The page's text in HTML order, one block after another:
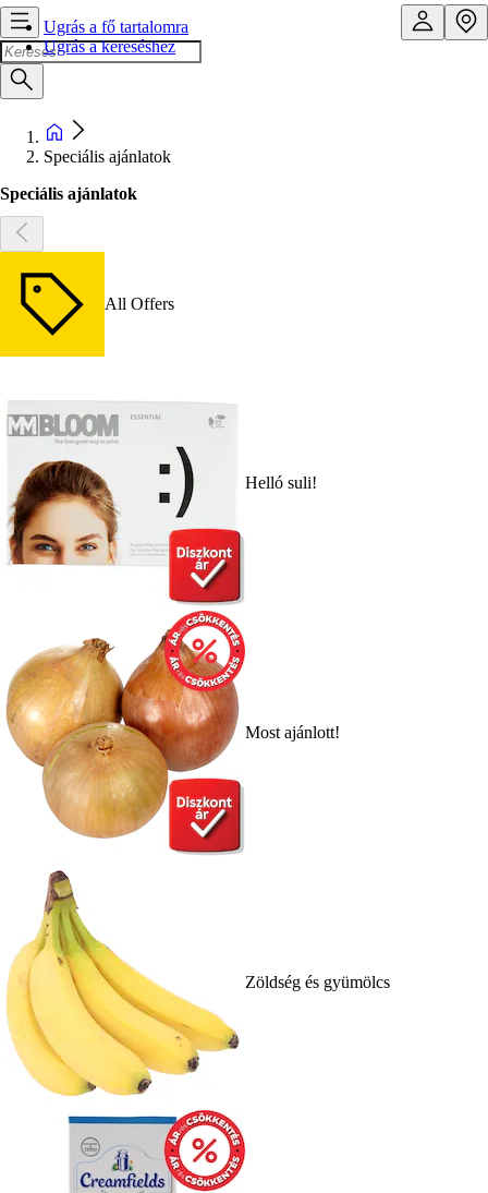
Ugrás a fő tartalomra
Ugrás a kereséshez
Speciális ajánlatok
Speciális ajánlatok
All Offers
Helló suli!
Most ajánlott!
Zöldség és gyümölcs